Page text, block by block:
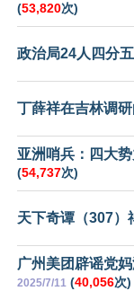
(53,820次)
政治局24人四分
丁薛祥在吉林调
亚洲哨兵：四大
(54,737次)
天下奇谭（307）
广州美团辟谣党
2025/7/11 (40,056次)